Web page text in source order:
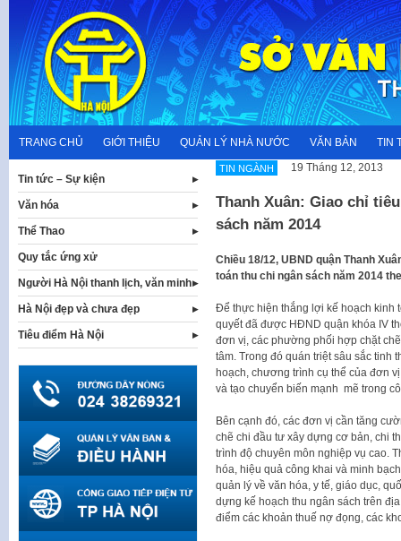
content
TRANG CHỦ GIỚI THIỆU QUẢN LÝ NHÀ NƯỚC VĂN BẢN TIN
TIN NGÀNH 19 Tháng 12, 2013
Thanh Xuân: Giao chỉ
sách năm 2014
​Chiều 18/12, UBND quận Thanh
toán thu chi ngân sách năm 2014
​Để thực hiện thắng lợi kế hoạch kinh
quyết đã được HĐND quận khóa IV
đơn vị, các phường phối hợp chặt
tâm. Trong đó quán triệt sâu sắc tinh
hoạch, chương trình cụ thể của đơn
và tạo chuyển biến mạnh mẽ trong
Bên cạnh đó, các đơn vị cần tăng
chẽ chi đầu tư xây dựng cơ bản, chi
trình độ chuyên môn nghiệp vụ cao.
hóa, hiệu quả công khai và minh
quản lý về văn hóa, y tế, giáo dục,
dựng kế hoạch thu ngân sách trên
điểm các khoản thuế nợ đọng, các
Tin tức – Sự kiện
Văn hóa
Thể Thao
Quy tắc ứng xử
Người Hà Nội thanh lịch, văn minh
Hà Nội đẹp và chưa đẹp
Tiêu điểm Hà Nội